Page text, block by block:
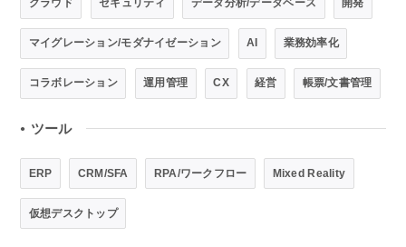
クラウド セキュリティ データ分析/データベース 開発
マイグレーション/モダナイゼーション AI 業務効率化
コラボレーション 運用管理 CX 経営 帳票/文書管理
● ツール
ERP CRM/SFA RPA/ワークフロー Mixed Reality
仮想デスクトップ